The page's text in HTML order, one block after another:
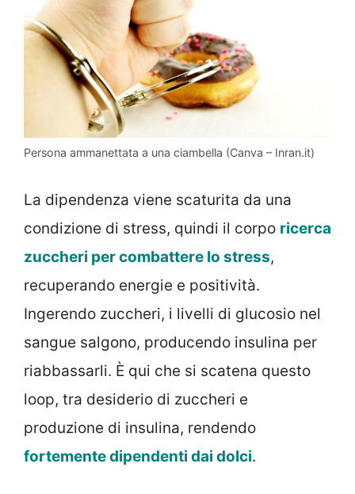
Persona ammanettata a una ciambella (Canva – Inran.it)
La dipendenza viene scaturita da una
condizione di stress, quindi il corpo ricerca
zuccheri per combattere lo stress,
recuperando energie e positività.
Ingerendo zuccheri, i livelli di glucosio nel
sangue salgono, producendo insulina per
riabbassarli. È qui che si scatena questo
loop, tra desiderio di zuccheri e
produzione di insulina, rendendo
fortemente dipendenti dai dolci.